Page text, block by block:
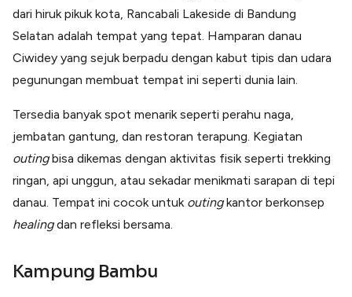
dari hiruk pikuk kota, Rancabali Lakeside di Bandung
Selatan adalah tempat yang tepat. Hamparan danau
Ciwidey yang sejuk berpadu dengan kabut tipis dan udara
pegunungan membuat tempat ini seperti dunia lain.
Tersedia banyak spot menarik seperti perahu naga,
jembatan gantung, dan restoran terapung. Kegiatan
outingbisa dikemas dengan aktivitas fisik seperti trekking
ringan, api unggun, atau sekadar menikmati sarapan di tepi
danau. Tempat ini cocok untuk outingkantor berkonsep
healingdan refleksi bersama.
Kampung Bambu